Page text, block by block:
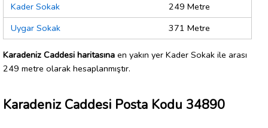
Kader Sokak
249 Metre
Uygar Sokak
371 Metre
Karadeniz Caddesi haritasına en yakın yer Kader Sokak ile arası
249 metre olarak hesaplanmıştır.
Karadeniz Caddesi Posta Kodu 34890